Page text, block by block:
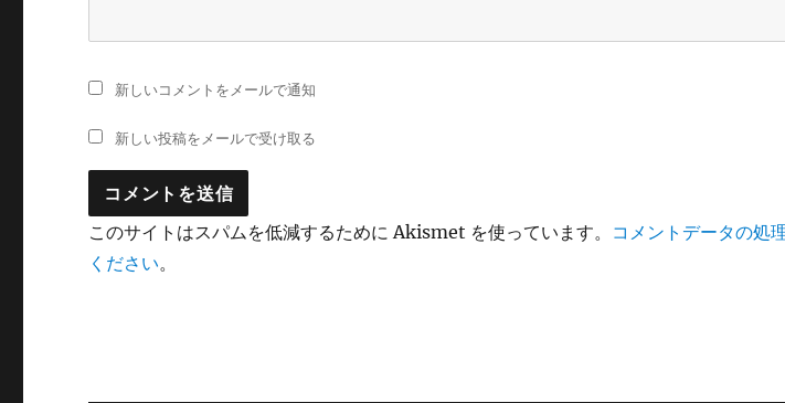
新しいコメントをメールで通知
新しい投稿をメールで受け取る
このサイトはスパムを低減するために Akismet を使っています。 コメントデータの処
ください。